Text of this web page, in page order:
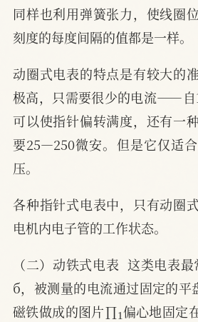
同样也利用弹簧张力，使线圈
刻度的每度间隔的值都是一样。
动圈式电表的特点是有较大的
极高，只需要很少的电流——自
可以使指针偏转满度，还有一
要25—250微安。但是它仅适
压。
各种指针式电表中，只有动圈
电机内电子管的工作状态。
（二）动铁式电表  这类电表最
б，被测量的电流通过固定的平
磁铁做成的图片∏1偏心地固定